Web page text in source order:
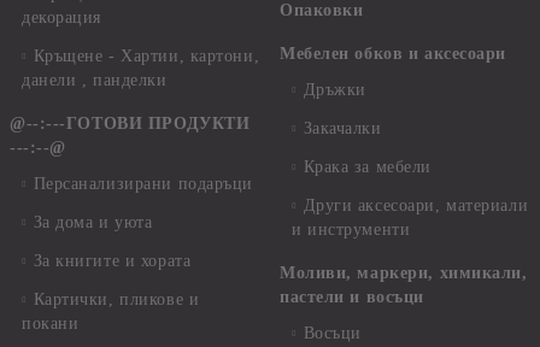
декорация
Кръщене - Хартии, картони,
данели , панделки
@--:---ГОТОВИ ПРОДУКТИ
---:--@
Персанализирани подаръци
За дома и уюта
За книгите и хората
Картички, пликове и
покани
Опаковки
Мебелен обков и аксесоари
Дръжки
Закачалки
Крака за мебели
Други аксесоари, материали
и инструменти
Моливи, маркери, химикали,
пастели и восъци
Восъци